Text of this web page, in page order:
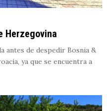
Herzegovina
antes de despedir Bosnia &
ya que se encuentra a